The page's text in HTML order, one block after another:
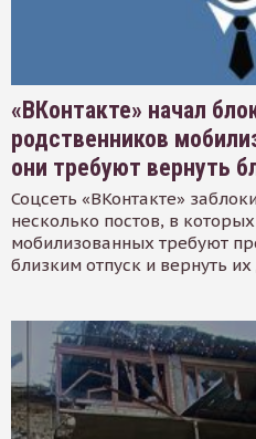
«ВКонтакте» начал
родственников
они требуют вернуть
Соцсеть «ВКонтакте»
несколько постов, в
мобилизованных требуют
близким отпуск и вернуть